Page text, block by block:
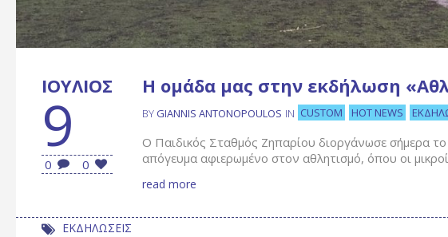
ΙΟΎΛΙΟΣ
9
0 0
Η ομάδα μας στην εκδήλωση
BY GIANNIS ANTONOPOULOS IN CUSTOM HOT NEWS
Ο Παιδικός Σταθμός Ζηπαρίου διοργάνωσε σήμερα
απόγευμα αφιερωμένο στον αθλητισμό, όπου οι
read more
ΕΚΔΗΛΩΣΕΙΣ